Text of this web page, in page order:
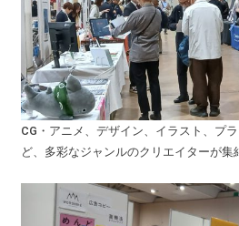
CG・アニメ、デザイン、イラスト、プ
ど、多彩なジャンルのクリエイターが集